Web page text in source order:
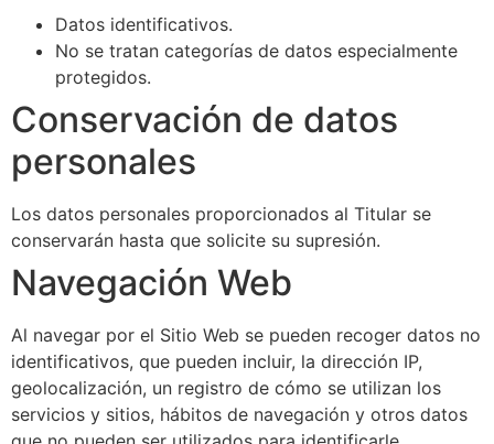
Datos identificativos.
No se tratan categorías de datos especialmente
protegidos.
Conservación de datos
personales
Los datos personales proporcionados al Titular se
conservarán hasta que solicite su supresión.
Navegación Web
Al navegar por el Sitio Web se pueden recoger datos no
identificativos, que pueden incluir, la dirección IP,
geolocalización, un registro de cómo se utilizan los
servicios y sitios, hábitos de navegación y otros datos